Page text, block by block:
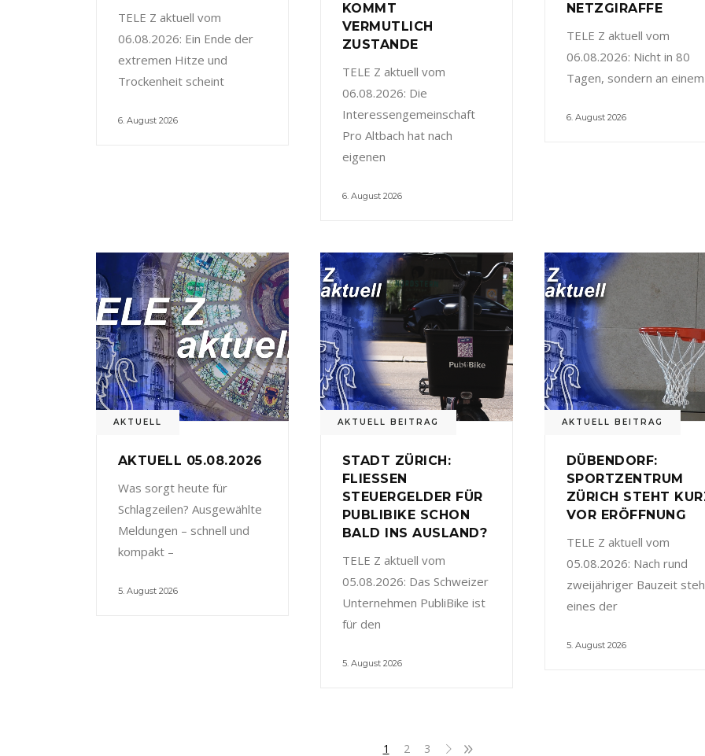
TELE Z aktuell vom
06.08.2026: Ein Ende der
extremen Hitze und
Trockenheit scheint
6. August 2026
KOMMT
VERMUTLICH
ZUSTANDE
TELE Z aktuell vom
06.08.2026: Die
Interessengemeinschaft
Pro Altbach hat nach
eigenen
6. August 2026
NETZGIRAFFE
TELE Z aktuell vom
06.08.2026: Nicht in 80
Tagen, sondern an einem
6. August 2026
AKTUELL
AKTUELL 05.08.2026
Was sorgt heute für
Schlagzeilen? Ausgewählte
Meldungen – schnell und
kompakt –
5. August 2026
AKTUELL BEITRAG
STADT ZÜRICH:
FLIESSEN
STEUERGELDER FÜR
PUBLIBIKE SCHON
BALD INS AUSLAND?
TELE Z aktuell vom
05.08.2026: Das Schweizer
Unternehmen PubliBike ist
für den
5. August 2026
AKTUELL BEITRAG
DÜBENDORF:
SPORTZENTRUM
ZÜRICH STEHT
VOR ERÖFFNUNG
TELE Z aktuell vom
05.08.2026: Nach rund
zweijähriger Bauzeit
eines der
5. August 2026
1 2 3